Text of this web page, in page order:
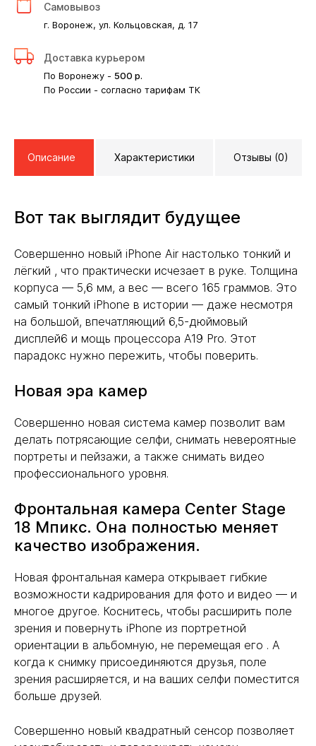
Самовывоз
г. Воронеж, ул. Кольцовская, д. 17
Доставка курьером
По Воронежу - 500 р.
По России - согласно тарифам ТК
Описание Характеристики Отзывы (0)
Вот так выглядит будущее
Совершенно новый iPhone Air настолько тонкий и
лёгкий , что практически исчезает в руке. Толщина
корпуса — 5,6 мм, а вес — всего 165 граммов. Это
самый тонкий iPhone в истории — даже несмотря
на большой, впечатляющий 6,5-дюймовый
дисплей6 и мощь процессора A19 Pro. Этот
парадокс нужно пережить, чтобы поверить.
Новая эра камер
Совершенно новая система камер позволит вам
делать потрясающие селфи, снимать невероятные
портреты и пейзажи, а также снимать видео
профессионального уровня.
Фронтальная камера Center Stage
18 Мпикс. Она полностью меняет
качество изображения.
Новая фронтальная камера открывает гибкие
возможности кадрирования для фото и видео — и
многое другое. Коснитесь, чтобы расширить поле
зрения и повернуть iPhone из портретной
ориентации в альбомную, не перемещая его . А
когда к снимку присоединяются друзья, поле
зрения расширяется, и на ваших селфи поместится
больше друзей.
Совершенно новый квадратный сенсор позволяет